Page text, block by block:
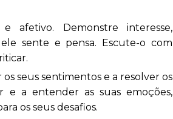
afetivo. Demonstre interesse,
sente e pensa. Escute-o com
seus sentimentos e a resolver os
e a entender as suas emoções,
os seus desafios.